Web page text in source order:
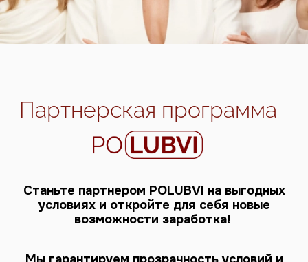
Партнерская программа
Станьте партнером POLUBVI на выгодных
условиях и откройте для себя новые
возможности заработка!